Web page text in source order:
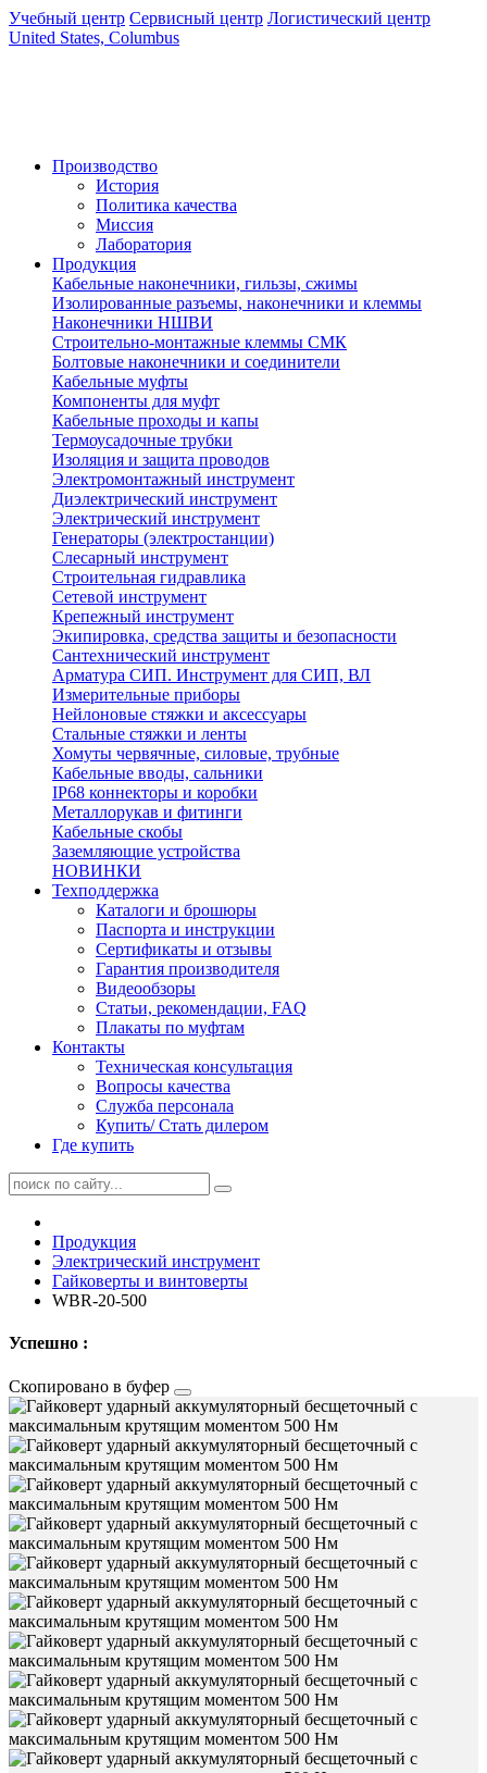
Учебный центр Сервисный центр Логистический центр
United States, Columbus
Производство
История
Политика качества
Миссия
Лаборатория
Продукция
Кабельные наконечники, гильзы, сжимы
Изолированные разъемы, наконечники и клеммы
Наконечники НШВИ
Строительно-монтажные клеммы СМК
Болтовые наконечники и соединители
Кабельные муфты
Компоненты для муфт
Кабельные проходы и капы
Термоусадочные трубки
Изоляция и защита проводов
Электромонтажный инструмент
Диэлектрический инструмент
Электрический инструмент
Генераторы (электростанции)
Слесарный инструмент
Строительная гидравлика
Сетевой инструмент
Крепежный инструмент
Экипировка, средства защиты и безопасности
Сантехнический инструмент
Арматура СИП. Инструмент для СИП, ВЛ
Измерительные приборы
Нейлоновые стяжки и аксессуары
Стальные стяжки и ленты
Хомуты червячные, силовые, трубные
Кабельные вводы, сальники
IP68 коннекторы и коробки
Металлорукав и фитинги
Кабельные скобы
Заземляющие устройства
НОВИНКИ
Техподдержка
Каталоги и брошюры
Паспорта и инструкции
Сертификаты и отзывы
Гарантия производителя
Видеообзоры
Статьи, рекомендации, FAQ
Плакаты по муфтам
Контакты
Техническая консультация
Вопросы качества
Служба персонала
Купить/ Стать дилером
Где купить
Продукция
Электрический инструмент
Гайковерты и винтоверты
WBR-20-500
Успешно :
Скопировано в буфер